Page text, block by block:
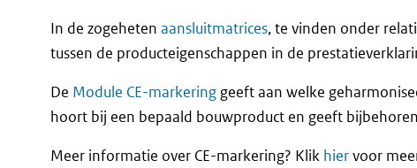
In de zogeheten aansluitmatrices, te vinden onder
tussen de producteigenschappen in de
De Module CE-markering geeft aan welke
hoort bij een bepaald bouwproduct en geeft
Meer informatie over CE-markering? Klik hiervoor